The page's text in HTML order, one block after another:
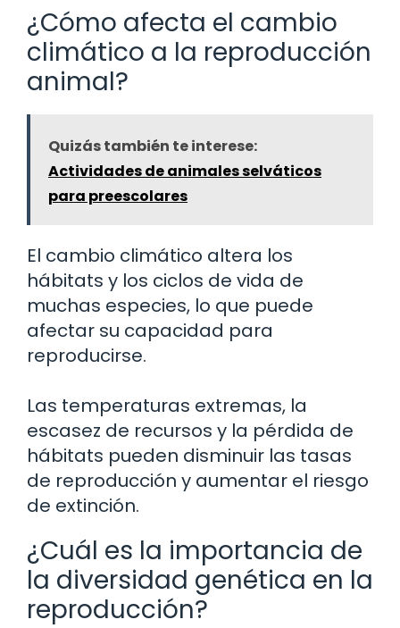
¿Cómo afecta el cambio
climático a la reproducción
animal?
Quizás también te interese:
Actividades de animales selváticos
para preescolares
El cambio climático altera los
hábitats y los ciclos de vida de
muchas especies, lo que puede
afectar su capacidad para
reproducirse.
Las temperaturas extremas, la
escasez de recursos y la pérdida de
hábitats pueden disminuir las tasas
de reproducción y aumentar el riesgo
de extinción.
¿Cuál es la importancia de
la diversidad genética en la
reproducción?